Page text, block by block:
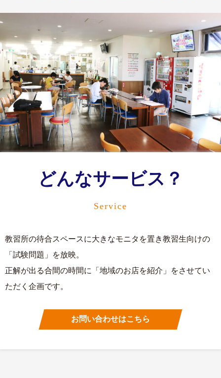
どんなサービス？
Service
教習所の待合スペースに大きなモニタを置き教習生向けの
「試験問題」を放映。
正解が出る合間の時間に「地域のお店を紹介」をさせてい
ただく企画です。
お問い合わせはこちら